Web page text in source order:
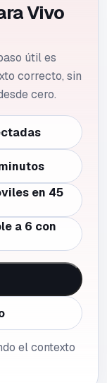
Vivo
útil es
correcto, sin
cero.
en 45
a 6 con
el contexto